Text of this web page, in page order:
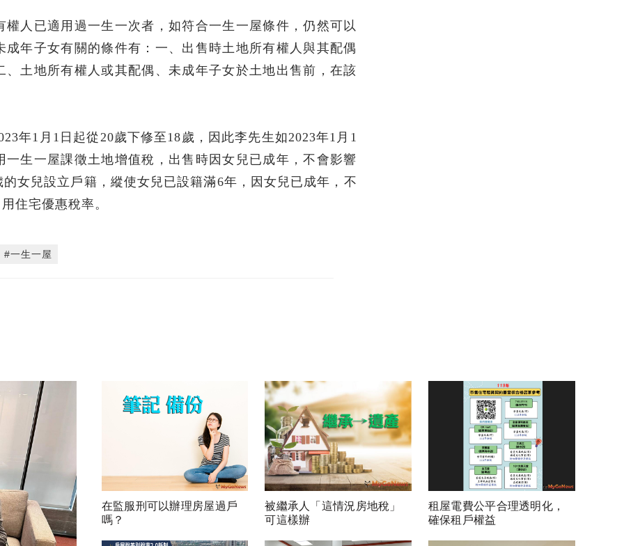
人已適用過一生一次者，如符合一生一屋條件，仍然可以
年子女有關的條件有：一、出售時土地所有權人與其配偶
土地所有權人或其配偶、未成年子女於土地出售前，在該
年1月1日起從20歲下修至18歲，因此李先生如2023年1月1
生一屋課徵土地增值稅，出售時因女兒已成年，不會影響
女兒設立戶籍，縱使女兒已設籍滿6年，因女兒已成年，不
住宅優惠稅率。
#一生一屋
在監服刑可以辦理房屋過戶
嗎？
被繼承人「這情況房地稅」
可這樣辦
租屋電費公平合理透明化，
確保租戶權益